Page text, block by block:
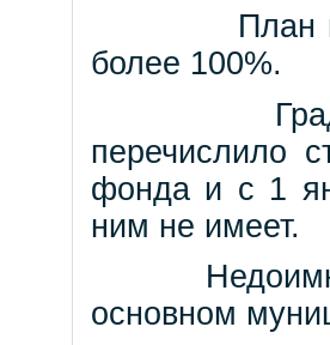
План
более 100%.
перечислило
фонда и с 1
ним не имеет.
основном